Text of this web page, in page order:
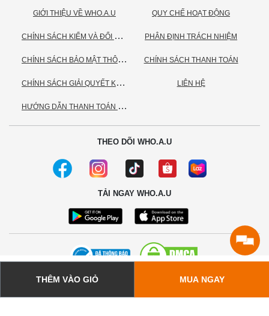
THÊM VÀO GIỎ MUA NGAY
GIỚI THIỆU VỀ WHO.A.U
C
HÍNH SÁCH KIỂM VÀ ĐỔI TRẢ HÀNG
C
HÍNH SÁCH BẢO MẬT THÔNG TIN CÁ NHÂN
C
HÍNH SÁCH GIẢI QUYẾT KHIẾU NẠI
H
ƯỚNG DẪN THANH TOÁN VNPAY
QUY CHẾ HOẠT ĐỘNG
PHÂN ĐỊNH TRÁCH NHIỆM
CHÍNH SÁCH THANH TOÁN
LIÊN HỆ
THEO DÕI WHO.A.U
TẢI NGAY WHO.A.U
© 2020 - Bản quyền thuộc về Công ty TNHH TC Commerce